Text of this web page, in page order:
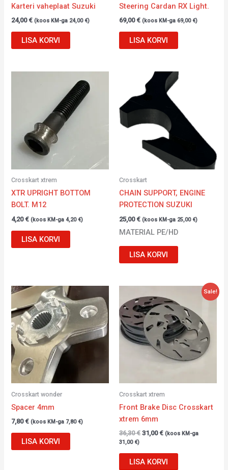
Karteri vaheplaat Suzuki
24,00€ (koos KM-ga 24,00 €)
LISA KORVI
Steering Cardan RX Light.
69,00€ (koos KM-ga 69,00 €)
LISA KORVI
Crosskart xtrem
XTR UPRIGHT BOTTOM
BOLT. M12
4,20€ (koos KM-ga4,20 €)
LISA KORVI
Crosskart
CHAIN SUPPORT, ENGINE
PROTECTION SUZUKI
25,00€ (koos KM-ga 25,00 €)
MATERIAL PE/HD
LISA KORVI
Crosskart wonder
Spacer 4mm
7,80€ (koos KM-ga 7,80 €)
LISA KORVI
Sale!
Crosskart xtrem
Front Brake Disc Crosskart
xtrem 6mm
36,30€
hind
oli:
36,30 €.
31,00€
price
is:
31,00 €.
(koos KM-ga
31,00 €)
LISA KORVI